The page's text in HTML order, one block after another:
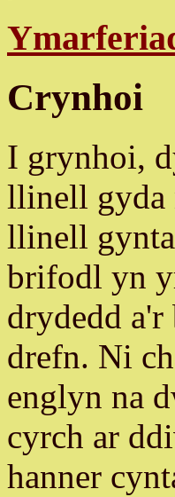
Crynhoi
I grynhoi,
llinell gyda
llinell
brifodl yn
drydedd
drefn. Ni
englyn na
cyrch ar
hanner